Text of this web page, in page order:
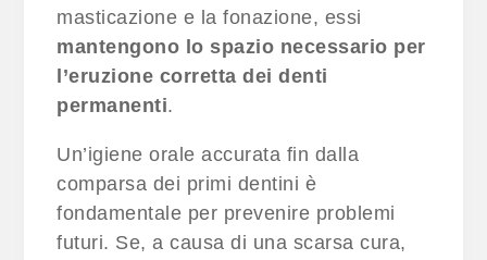
masticazione e la fonazione, essi
mantengono lo spazio necessario per
l’eruzione corretta dei denti
permanenti.
Un’igiene orale accurata fin dalla
comparsa dei primi dentini è
fondamentale per prevenire problemi
futuri. Se, a causa di una scarsa cura,